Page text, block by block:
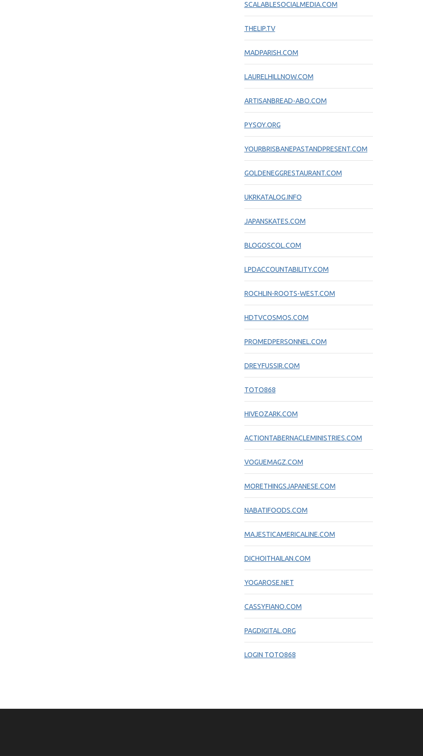
SCALABLESOCIALMEDIA.COM
THELIP.TV
MADPARISH.COM
LAURELHILLNOW.COM
ARTISANBREAD-ABO.COM
PYSOY.ORG
YOURBRISBANEPASTANDPRESENT.COM
GOLDENEGGRESTAURANT.COM
UKRKATALOG.INFO
JAPANSKATES.COM
BLOGOSCOL.COM
LPDACCOUNTABILITY.COM
ROCHLIN-ROOTS-WEST.COM
HDTVCOSMOS.COM
PROMEDPERSONNEL.COM
DREYFUSSIR.COM
TOTO868
HIVEOZARK.COM
ACTIONTABERNACLEMINISTRIES.COM
VOGUEMAGZ.COM
MORETHINGSJAPANESE.COM
NABATIFOODS.COM
MAJESTICAMERICALINE.COM
DICHOITHAILAN.COM
YOGAROSE.NET
CASSYFIANO.COM
PAGDIGITAL.ORG
LOGIN TOTO868